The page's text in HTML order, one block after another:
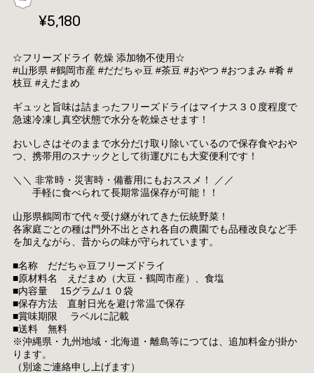
¥5,180
☆フリーズドライ 乾燥 添加物不使用☆
#山形県 #鶴岡市産 #だだちゃ豆 #茶豆 #おやつ #おつまみ #肴 #
枝豆 #えだまめ
ギュッと旨味は詰まったフリーズドライはマイナス３０度程度で
急速冷凍し真空状態で水分を乾燥させます！
おいしさはそのままで水分だけ取り除いているので保存食やおや
つ、携帯用のスナックとして街運びにも大変便利です！
＼＼ 非常時・災害時・備蓄用にもおススメ！ ／／
手軽に食べられて長期常温保存が可能！！
山形県鶴岡市で代々受け継がれてきた伝統野菜！
各家庭ごとの種は門外不出とされ各自の農園でも品種改良など手
を加えながら、昔からの味が守られています。
■名称 だだちゃ豆フリーズドライ
■原材料名 えだまめ（大豆・鶴岡市産）、食塩
■内容量 15グラム/１０袋
■保存方法 直射日光を避け常温で保存
■賞味期限 ラベルに記載
■送料 無料
※沖縄県・九州地域・北海道・離島等につては、追加料金が掛か
ります。
（別途ご連絡申し上げます）